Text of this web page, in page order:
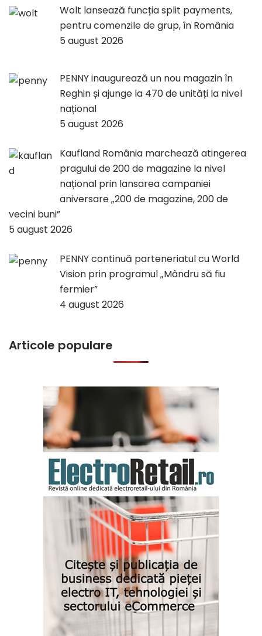
Wolt lansează funcția split payments,
pentru comenzile de grup, în România
5 august 2026
PENNY inaugurează un nou magazin în
Reghin și ajunge la 470 de unități la nivel
național
5 august 2026
Kaufland România marchează atingerea
pragului de 200 de magazine la nivel
național prin lansarea campaniei
aniversare „200 de magazine, 200 de
vecini buni”
5 august 2026
PENNY continuă parteneriatul cu World
Vision prin programul „Mândru să fiu
fermier”
4 august 2026
Articole populare